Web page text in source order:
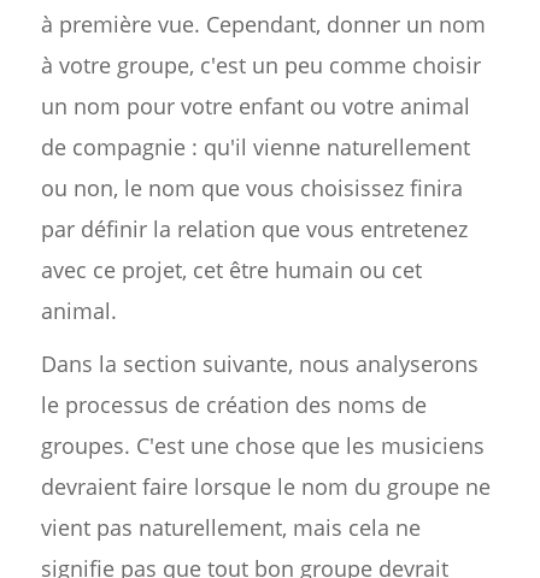
à première vue. Cependant, donner un nom
à votre groupe, c'est un peu comme choisir
un nom pour votre enfant ou votre animal
de compagnie : qu'il vienne naturellement
ou non, le nom que vous choisissez finira
par définir la relation que vous entretenez
avec ce projet, cet être humain ou cet
animal.
Dans la section suivante, nous analyserons
le processus de création des noms de
groupes. C'est une chose que les musiciens
devraient faire lorsque le nom du groupe ne
vient pas naturellement, mais cela ne
signifie pas que tout bon groupe devrait